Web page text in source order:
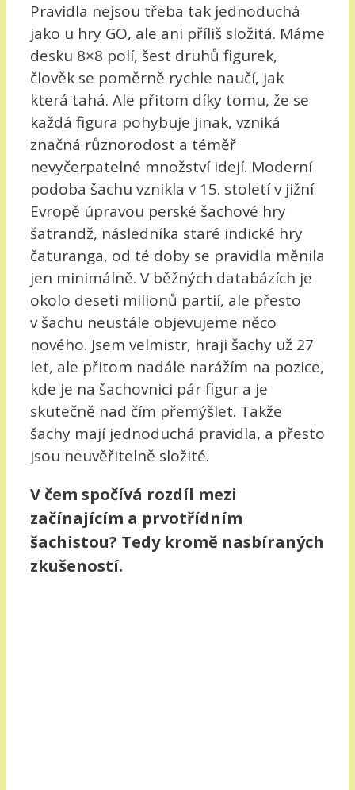
Pravidla nejsou třeba tak jednoduchá
jako u hry GO, ale ani příliš složitá. Máme
desku 8×8 polí, šest druhů figurek,
člověk se poměrně rychle naučí, jak
která tahá. Ale přitom díky tomu, že se
každá figura pohybuje jinak, vzniká
značná různorodost a téměř
nevyčerpatelné množství idejí. Moderní
podoba šachu vznikla v 15. století v jižní
Evropě úpravou perské šachové hry
šatrandž, následníka staré indické hry
čaturanga, od té doby se pravidla měnila
jen minimálně. V běžných databázích je
okolo deseti milionů partií, ale přesto
v šachu neustále objevujeme něco
nového. Jsem velmistr, hraji šachy už 27
let, ale přitom nadále narážím na pozice,
kde je na šachovnici pár figur a je
skutečně nad čím přemýšlet. Takže
šachy mají jednoduchá pravidla, a přesto
jsou neuvěřitelně složité.
V čem spočívá rozdíl mezi
začínajícím a prvotřídním
šachistou? Tedy kromě nasbíraných
zkušeností.